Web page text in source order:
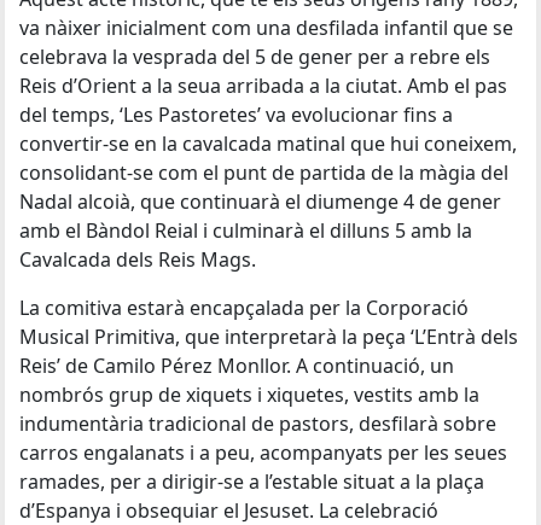
va nàixer inicialment com una desfilada infantil que se
celebrava la vesprada del 5 de gener per a rebre els
Reis d’Orient a la seua arribada a la ciutat. Amb el pas
del temps, ‘Les Pastoretes’ va evolucionar fins a
convertir-se en la cavalcada matinal que hui coneixem,
consolidant-se com el punt de partida de la màgia del
Nadal alcoià, que continuarà el diumenge 4 de gener
amb el Bàndol Reial i culminarà el dilluns 5 amb la
Cavalcada dels Reis Mags.
La comitiva estarà encapçalada per la Corporació
Musical Primitiva, que interpretarà la peça ‘L’Entrà dels
Reis’ de Camilo Pérez Monllor. A continuació, un
nombrós grup de xiquets i xiquetes, vestits amb la
indumentària tradicional de pastors, desfilarà sobre
carros engalanats i a peu, acompanyats per les seues
ramades, per a dirigir-se a l’estable situat a la plaça
d’Espanya i obsequiar el Jesuset. La celebració